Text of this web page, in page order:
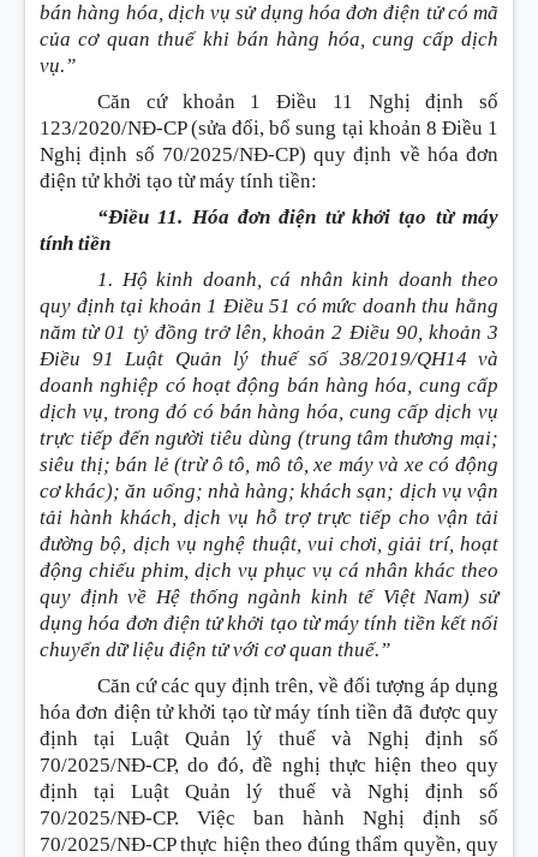
bán hàng hóa, dịch vụ sử dụng hóa đơn điện tử có mã
của cơ quan thuế khi bán hàng hóa, cung cấp dịch
vụ.”
Căn cứ khoản 1 Điều 11 Nghị định số
123/2020/NĐ-CP (sửa đổi, bổ sung tại khoản 8 Điều 1
Nghị định số 70/2025/NĐ-CP) quy định về hóa đơn
điện tử khởi tạo từ máy tính tiền:
“Điều 11. Hóa đơn điện tử khởi tạo từ máy
tính tiền
1. Hộ kinh doanh, cá nhân kinh doanh theo
quy định tại khoản 1 Điều 51 có mức doanh thu hằng
năm từ 01 tỷ đồng trở lên, khoản 2 Điều 90, khoản 3
Điều 91 Luật Quản lý thuế số 38/2019/QH14 và
doanh nghiệp có hoạt động bán hàng hóa, cung cấp
dịch vụ, trong đó có bán hàng hóa, cung cấp dịch vụ
trực tiếp đến người tiêu dùng (trung tâm thương mại;
siêu thị; bán lẻ (trừ ô tô, mô tô, xe máy và xe có động
cơ khác); ăn uống; nhà hàng; khách sạn; dịch vụ vận
tải hành khách, dịch vụ hỗ trợ trực tiếp cho vận tải
đường bộ, dịch vụ nghệ thuật, vui chơi, giải trí, hoạt
động chiếu phim, dịch vụ phục vụ cá nhân khác theo
quy định về Hệ thống ngành kinh tế Việt Nam) sử
dụng hóa đơn điện tử khởi tạo từ máy tính tiền kết nối
chuyển dữ liệu điện tử với cơ quan thuế.”
Căn cứ các quy định trên, về đối tượng áp dụng
hóa đơn điện tử khởi tạo từ máy tính tiền đã được quy
định tại Luật Quản lý thuế và Nghị định số
70/2025/NĐ-CP, do đó, đề nghị thực hiện theo quy
định tại Luật Quản lý thuế và Nghị định số
70/2025/NĐ-CP. Việc ban hành Nghị định số
70/2025/NĐ-CP thực hiện theo đúng thẩm quyền, quy